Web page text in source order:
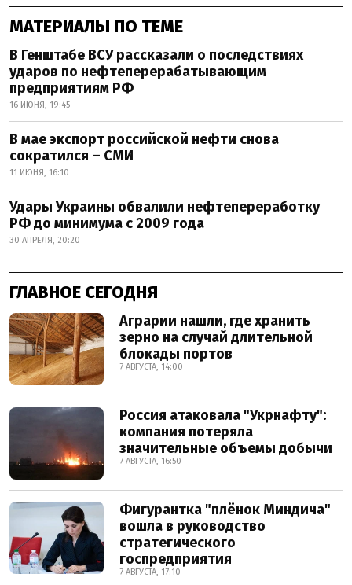
МАТЕРИАЛЫ ПО ТЕМЕ
В Генштабе ВСУ рассказали о последствиях
ударов по нефтеперерабатывающим
предприятиям РФ
16 ИЮНЯ, 19:45
В мае экспорт российской нефти снова
сократился – СМИ
11 ИЮНЯ, 16:10
Удары Украины обвалили нефтепереработку
РФ до минимума с 2009 года
30 АПРЕЛЯ, 20:20
ГЛАВНОЕ СЕГОДНЯ
Аграрии нашли, где хранить
зерно на случай длительной
блокады портов
7 АВГУСТА, 14:00
Россия атаковала "Укрнафту":
компания потеряла
значительные объемы добычи
7 АВГУСТА, 16:50
Фигурантка "плёнок Миндича"
вошла в руководство
стратегического
госпредприятия
7 АВГУСТА, 17:10